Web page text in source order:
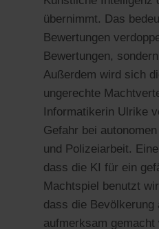
übernimmt. Das
Bewertungen
Bewertungen,
Außerdem wird sich
ungerechte
Informatikerin Ulrike
Gefahr bei
und Polizeiarbeit.
dass die KI für ein
Machtspiel benutzt
dass die Bevölkerung
aufmerksam